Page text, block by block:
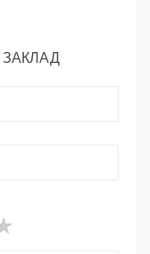
ЗАКЛАД